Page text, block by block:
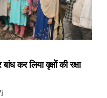
कर लिया वृक्षों की रक्षा